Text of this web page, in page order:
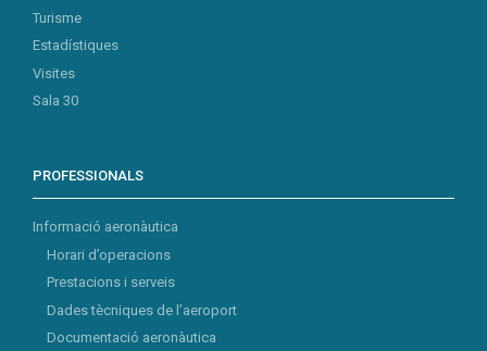
Turisme
Estadístiques
Visites
Sala 30
PROFESSIONALS
Informació aeronàutica
Horari d’operacions
Prestacions i serveis
Dades tècniques de l’aeroport
Documentació aeronàutica